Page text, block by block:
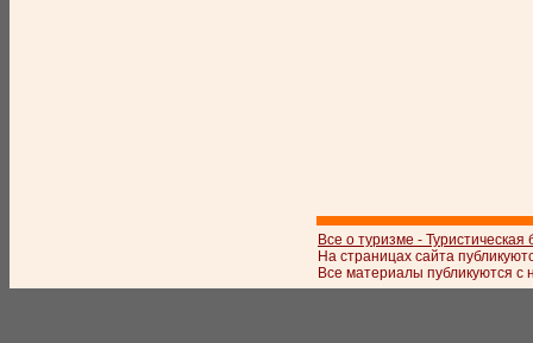
Все о туризме - Туристическая
На страницах сайта
Все материалы публикуются с